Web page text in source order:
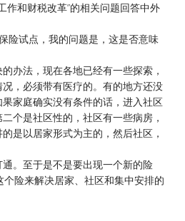
和财税改革”的相关问题回答中外
险试点，我的问题是，这是否意味
办法，现在各地已经有一些探索，
，必须带有医疗的。有的地方还没
家庭确实没有条件的话，进入社区
个是社区性的，社区有一些病房，
是以居家形式为主的，然后社区，
。至于是不是要出现一个新的险
险来解决居家、社区和集中安排的